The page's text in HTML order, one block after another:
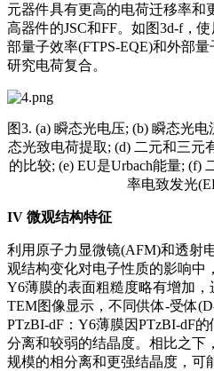
元器件具有更高的电荷迁移率和
高器件的JSC和FF。如图3d-f，
部量子效率(FTPS-EQE)和外部
研究电荷复合。
图3. (a) 瞬态光电压; (b) 瞬态光
态光致电荷提取; (d) 二元和三元
的比较; (e) EU是Urbach能量; (f)
率电致发光
IV 微观结构特征
利用原子力显微镜(AFM)和透射
观结构变化对电子性质的影响中
Y6薄膜的表面粗糙度略有增加，
TEM图像显示，不同供体-受体
PTzBI-dF：Y6薄膜因PTzBI-dF
分离和较弱的结晶度。相比之下
规模的相分离和更强结晶度，可